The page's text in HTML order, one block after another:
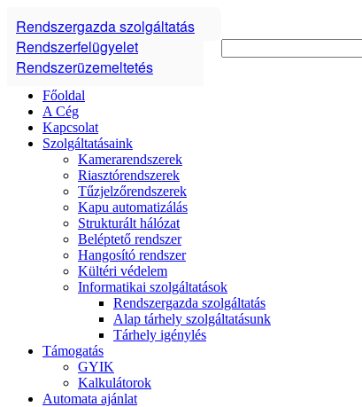
Rendszergazda szolgáltatás
Rendszerfelügyelet
Rendszerüzemeltetés
Főoldal
A Cég
Kapcsolat
Szolgáltatásaink
Kamerarendszerek
Riasztórendszerek
Tűzjelzőrendszerek
Kapu automatizálás
Strukturált hálózat
Beléptető rendszer
Hangosító rendszer
Kültéri védelem
Informatikai szolgáltatások
Rendszergazda szolgáltatás
Alap tárhely szolgáltatásunk
Tárhely igénylés
Támogatás
GYIK
Kalkulátorok
Automata ajánlat